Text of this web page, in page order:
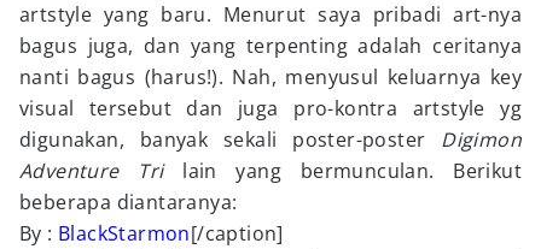
artstyle yang baru. Menurut saya pribadi art-nya
bagus juga, dan yang terpenting adalah ceritanya
nanti bagus (harus!). Nah, menyusul keluarnya key
visual tersebut dan juga pro-kontra artstyle yg
digunakan, banyak sekali poster-poster Digimon
Adventure Tri lain yang bermunculan. Berikut
beberapa diantaranya:
By : BlackStarmon[/caption]